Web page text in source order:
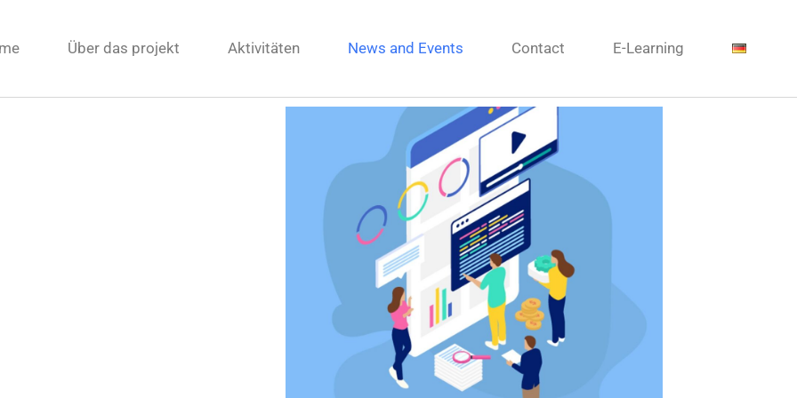
Über das projekt Aktivitäten News and Events Contact E-Learning